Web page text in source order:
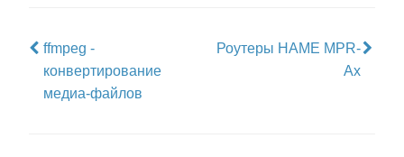
ffmpeg -
конвертирование
медиа-файлов
Роутеры HAME MPR-
Ax